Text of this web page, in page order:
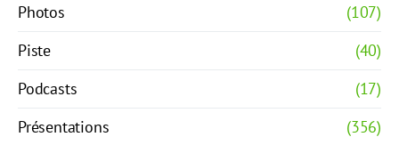
Photos
(107)
Piste
(40)
Podcasts
(17)
Présentations
(356)